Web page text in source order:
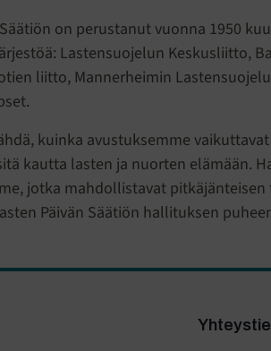
on perustanut vuonna 1950
Lastensuojelun Keskusliitto,
liitto, Mannerheimin
kuinka avustuksemme
kautta lasten ja nuorten elämään.
jotka mahdollistavat
Päivän Säätiön hallituksen